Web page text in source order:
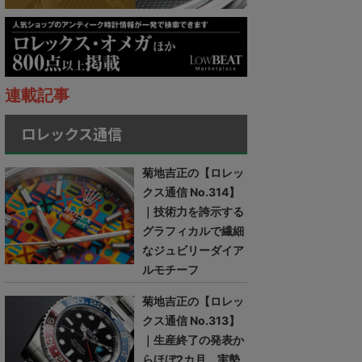
連載記事
ロレックス通信
菊地吉正の【ロレッ
クス通信 No.314】
｜技術力を誇示する
グラフィカルで繊細
なジュビリーダイア
ルモチーフ
菊地吉正の【ロレッ
クス通信 No.313】
｜生産終了の発表か